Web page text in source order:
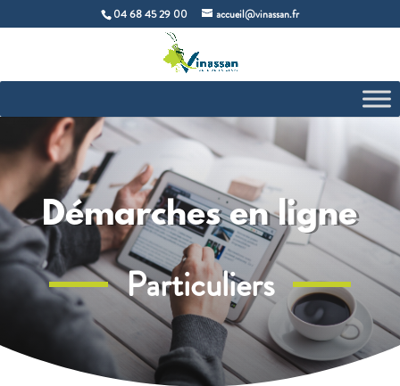
04 68 45 29 00 accueil@vinassan.fr
Démarches en ligne
Particuliers